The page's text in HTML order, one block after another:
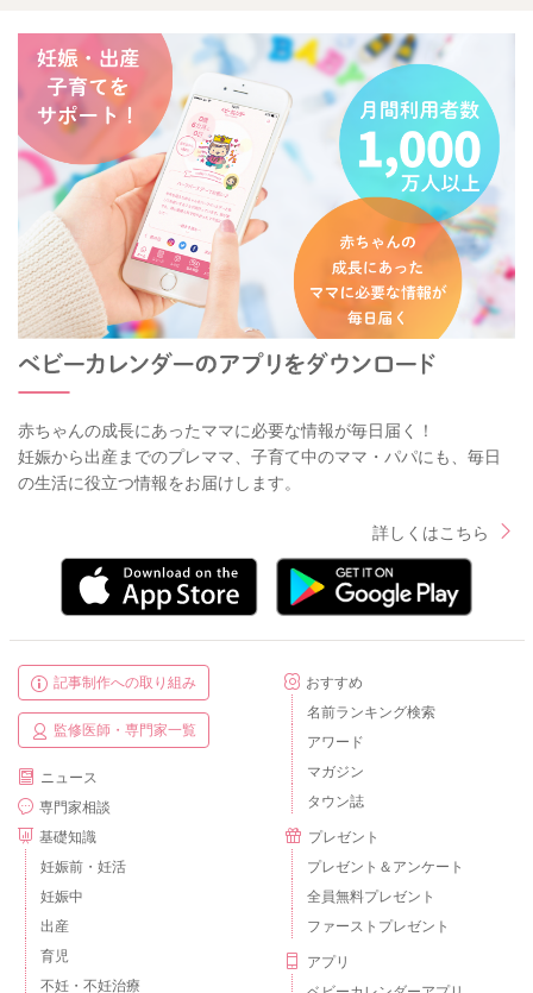
赤ちゃんの成長にあったママに必要な情報が毎日届く！
妊娠から出産までのプレママ、子育て中のママ・パパにも、毎日
の生活に役立つ情報をお届けします。
詳しくはこちら
記事制作への取り組み
監修医師・専門家一覧
ニュース
専門家相談
基礎知識
妊娠前・妊活
妊娠中
出産
育児
不妊・不妊治療
おすすめ
名前ランキング検索
アワード
マガジン
タウン誌
プレゼント
プレゼント＆アンケート
全員無料プレゼント
ファーストプレゼント
アプリ